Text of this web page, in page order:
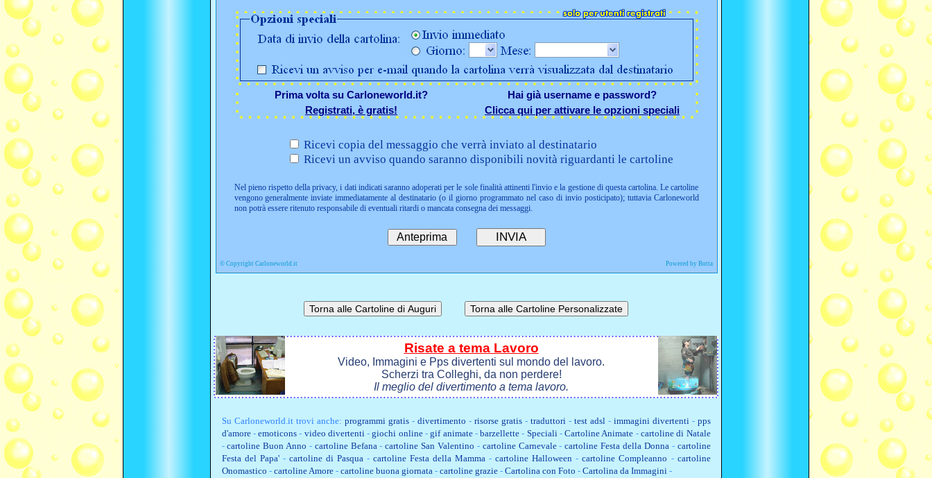
Prima volta su Carloneworld.it?
Registrati, è gratis!
Hai già username e password?
Clicca qui per attivare le opzioni speciali
Ricevi copia del messaggio che verrà inviato al destinatario
Ricevi un avviso quando saranno disponibili novità riguardanti le cartoline
Nel pieno rispetto della privacy, i dati indicati saranno adoperati per le sole finalità attinenti l'invio e la gestione di questa cartolina. Le cartoline
vengono generalmente inviate immediatamente al destinatario (o il giorno programmato nel caso di invio posticipato); tuttavia Carloneworld
non potrà essere ritenuto responsabile di eventuali ritardi o mancata consegna dei messaggi.
© Copyright Carloneworld.it Powered by Butta
Risate a tema Lavoro
Video, Immagini e Pps divertenti sul mondo del lavoro.
Scherzi tra Colleghi, da non perdere!
Il meglio del divertimento a tema lavoro.
Su Carloneworld.ittrovi anche: programmi gratis- divertimento - risorse gratis- traduttori- test adsl- immagini divertenti- pps
d'amore-emoticons - video divertenti-giochi online-gif animate-barzellette - Speciali-Cartoline Animate - cartoline di Natale
-cartoline Buon Anno - cartoline Befana-cartoline San Valentino - cartoline Carnevale-cartoline Festa della Donna- cartoline
Festa del Papa'- cartoline di Pasqua- cartoline Festa della Mamma -cartoline Halloween -cartoline Compleanno - cartoline
Onomastico - cartoline Amore- cartoline buona giornata- cartoline grazie- Cartolina con Foto - Cartolina da Immagini-